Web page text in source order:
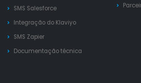
SMS Salesforce
Integração do Klaviyo
SMS Zapier
Documentação técnica